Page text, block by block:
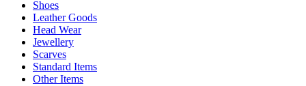
Shoes
Leather Goods
Head Wear
Jewellery
Scarves
Standard Items
Other Items